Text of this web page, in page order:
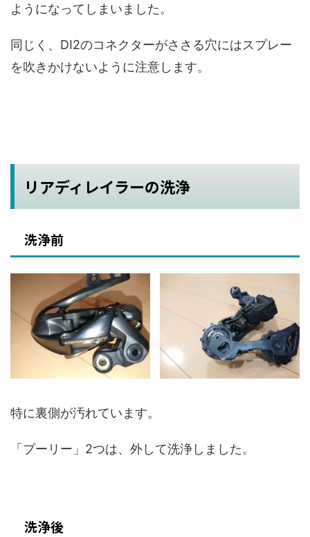
ようになってしまいました。
同じく、DI2のコネクターがささる穴にはスプレー
を吹きかけないように注意します。
リアディレイラーの洗浄
洗浄前
特に裏側が汚れています。
「プーリー」2つは、外して洗浄しました。
洗浄後